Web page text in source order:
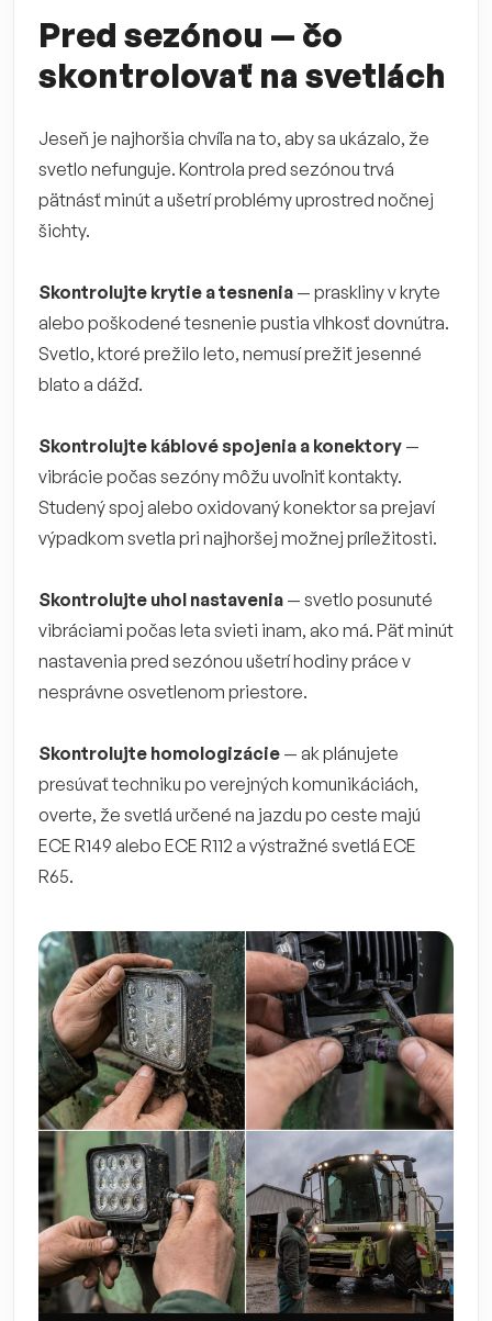
Pred sezónou — čo
skontrolovať na svetlách
Jeseň je najhoršia chvíľa na to, aby sa ukázalo, že
svetlo nefunguje. Kontrola pred sezónou trvá
pätnásť minút a ušetrí problémy uprostred nočnej
šichty.
Skontrolujte krytie a tesnenia — praskliny v kryte
alebo poškodené tesnenie pustia vlhkosť dovnútra.
Svetlo, ktoré prežilo leto, nemusí prežiť jesenné
blato a dážď.
Skontrolujte káblové spojenia a konektory —
vibrácie počas sezóny môžu uvoľniť kontakty.
Studený spoj alebo oxidovaný konektor sa prejaví
výpadkom svetla pri najhoršej možnej príležitosti.
Skontrolujte uhol nastavenia — svetlo posunuté
vibráciami počas leta svieti inam, ako má. Päť minút
nastavenia pred sezónou ušetrí hodiny práce v
nesprávne osvetlenom priestore.
Skontrolujte homologizácie — ak plánujete
presúvať techniku po verejných komunikáciách,
overte, že svetlá určené na jazdu po ceste majú
ECE R149 alebo ECE R112 a výstražné svetlá ECE
R65.